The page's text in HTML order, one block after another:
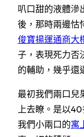
叭口甜的液體滲
後，那時兩邊怙
俊寶揚運通商大
子，表現死力否
的輔助，幾乎還
最初我們兩口兒
上去瞭。是以
我們小兩口的寓